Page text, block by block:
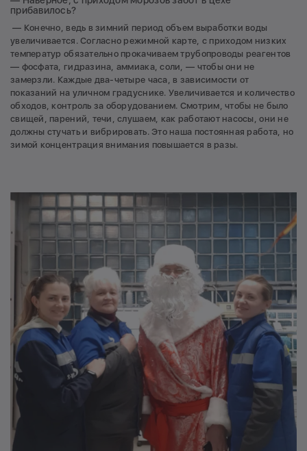
прибавилось?
— Конечно, ведь в зимний период объем выработки воды
увеличивается. Согласно режимной карте, с приходом низких
температур обязательно прокачиваем трубопроводы реагентов
— фосфата, гидразина, аммиака, соли, — чтобы они не
замерзли. Каждые два-четыре часа, в зависимости от
показаний на уличном градуснике. Увеличивается и количество
обходов, контроль за оборудованием. Смотрим, чтобы не было
свищей, парений, течи, слушаем, как работают насосы, они не
должны стучать и вибрировать. Это наша постоянная работа, но
зимой концентрация внимания повышается в разы.